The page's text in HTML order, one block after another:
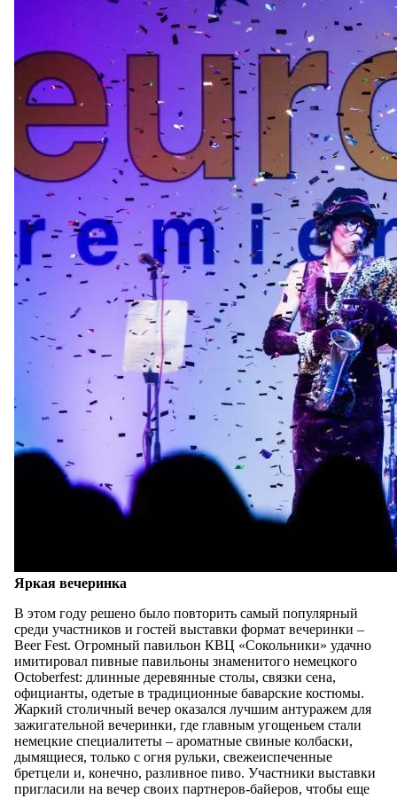
Яркая вечеринка
В этом году решено было повторить самый популярный
среди участников и гостей выставки формат вечеринки –
Beer Fest. Огромный павильон КВЦ «Сокольники» удачно
имитировал пивные павильоны знаменитого немецкого
Octoberfest: длинные деревянные столы, связки сена,
официанты, одетые в традиционные баварские костюмы.
Жаркий столичный вечер оказался лучшим антуражем для
зажигательной вечеринки, где главным угощеньем стали
немецкие специалитеты – ароматные свиные колбаски,
дымящиеся, только с огня рульки, свежеиспеченные
бретцели и, конечно, разливное пиво. Участники выставки
пригласили на вечер своих партнеров-байеров, чтобы еще